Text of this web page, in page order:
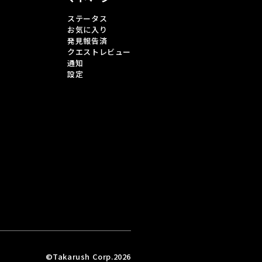
ステータス
お気に入り
発見報告済
クエストレビュー
通知
設定
©Takarush Corp.2026